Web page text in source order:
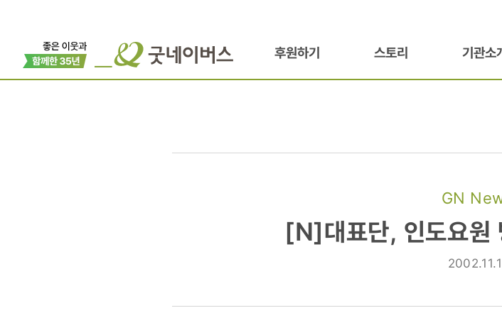
후원하기 스토리 기관소
GN
인도요원
[N]대표단, 인도요원